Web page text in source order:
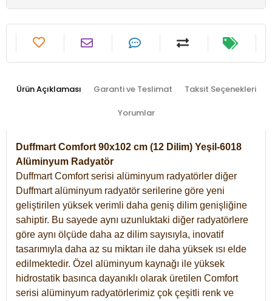
Ürün Açıklaması Garanti ve Teslimat Taksit Seçenekleri
Yorumlar
Duffmart Comfort 90x102 cm (12 Dilim) Yeşil-6018
Alüminyum Radyatör
Duffmart Comfort serisi alüminyum radyatörler diğer
Duffmart alüminyum radyatör serilerine göre yeni
geliştirilen yüksek verimli daha geniş dilim genişliğine
sahiptir. Bu sayede aynı uzunluktaki diğer radyatörlere
göre aynı ölçüde daha az dilim sayısıyla, inovatif
tasarımıyla daha az su miktarı ile daha yüksek ısı elde
edilmektedir. Özel alüminyum kaynağı ile yüksek
hidrostatik basınca dayanıklı olarak üretilen Comfort
serisi alüminyum radyatörlerimiz çok çeşitli renk ve